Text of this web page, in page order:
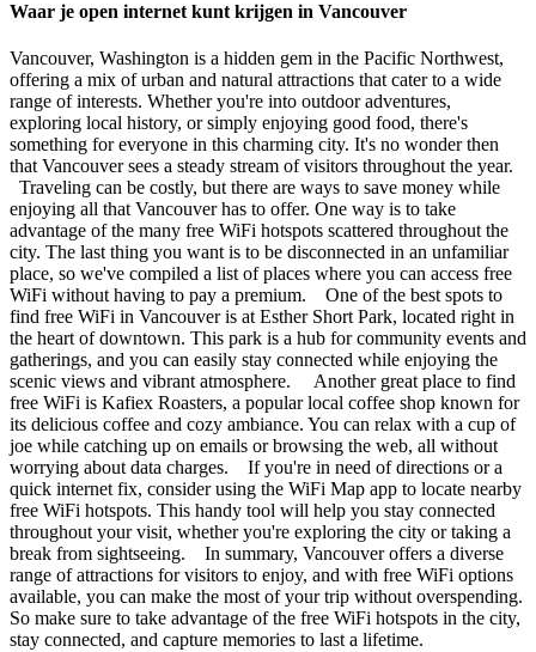
Waar je open internet kunt krijgen in Vancouver
Vancouver, Washington is a hidden gem in the Pacific Northwest,
offering a mix of urban and natural attractions that cater to a wide
range of interests. Whether you're into outdoor adventures,
exploring local history, or simply enjoying good food, there's
something for everyone in this charming city. It's no wonder then
that Vancouver sees a steady stream of visitors throughout the year.
Traveling can be costly, but there are ways to save money while
enjoying all that Vancouver has to offer. One way is to take
advantage of the many free WiFi hotspots scattered throughout the
city. The last thing you want is to be disconnected in an unfamiliar
place, so we've compiled a list of places where you can access free
WiFi without having to pay a premium. One of the best spots to
find free WiFi in Vancouver is at Esther Short Park, located right in
the heart of downtown. This park is a hub for community events and
gatherings, and you can easily stay connected while enjoying the
scenic views and vibrant atmosphere. Another great place to find
free WiFi is Kafiex Roasters, a popular local coffee shop known for
its delicious coffee and cozy ambiance. You can relax with a cup of
joe while catching up on emails or browsing the web, all without
worrying about data charges. If you're in need of directions or a
quick internet fix, consider using the WiFi Map app to locate nearby
free WiFi hotspots. This handy tool will help you stay connected
throughout your visit, whether you're exploring the city or taking a
break from sightseeing. In summary, Vancouver offers a diverse
range of attractions for visitors to enjoy, and with free WiFi options
available, you can make the most of your trip without overspending.
So make sure to take advantage of the free WiFi hotspots in the city,
stay connected, and capture memories to last a lifetime.